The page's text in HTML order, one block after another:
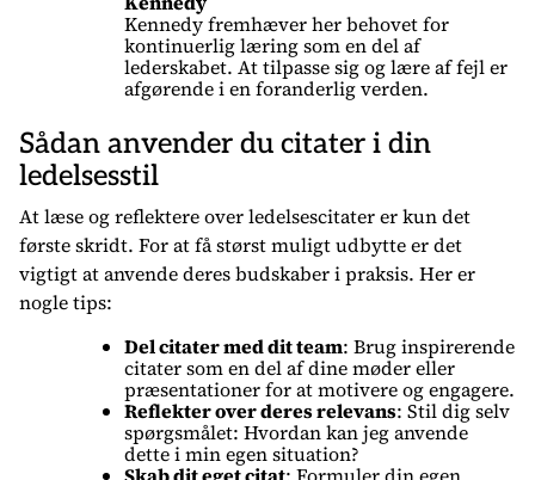
Kennedy fremhæver her behovet for
kontinuerlig læring som en del af
lederskabet. At tilpasse sig og lære af fejl er
afgørende i en foranderlig verden.
Sådan anvender du citater i din
ledelsesstil
At læse og reflektere over ledelsescitater er kun det
første skridt. For at få størst muligt udbytte er det
vigtigt at anvende deres budskaber i praksis. Her er
nogle tips:
Del citater med dit team: Brug inspirerende
citater som en del af dine møder eller
præsentationer for at motivere og engagere.
Reflekter over deres relevans: Stil dig selv
spørgsmålet: Hvordan kan jeg anvende
dette i min egen situation?